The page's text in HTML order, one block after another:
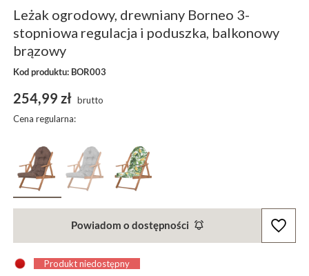
Leżak ogrodowy, drewniany Borneo 3-
stopniowa regulacja i poduszka, balkonowy
brązowy
Kod produktu: BOR003
254,99 zł brutto
Cena regularna:
Powiadom o dostępności
Produkt niedostępny